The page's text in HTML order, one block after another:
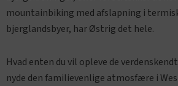
mountainbiking med afslapning i
bjerglandsbyer, har Østrig det hele.
Hvad enten du vil opleve de
nyde den familievenlige atmosfære i